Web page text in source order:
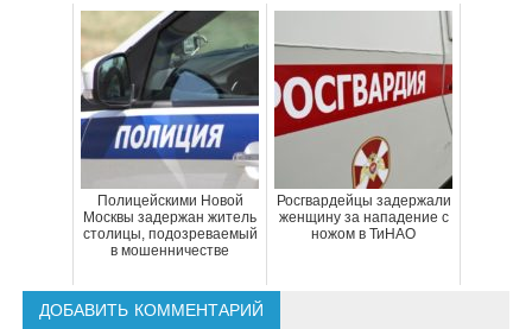
Полицейскими Новой
Москвы задержан житель
столицы, подозреваемый
в мошенничестве
Росгвардейцы задержали
женщину за нападение с
ножом в ТиНАО
ДОБАВИТЬ КОММЕНТАРИЙ